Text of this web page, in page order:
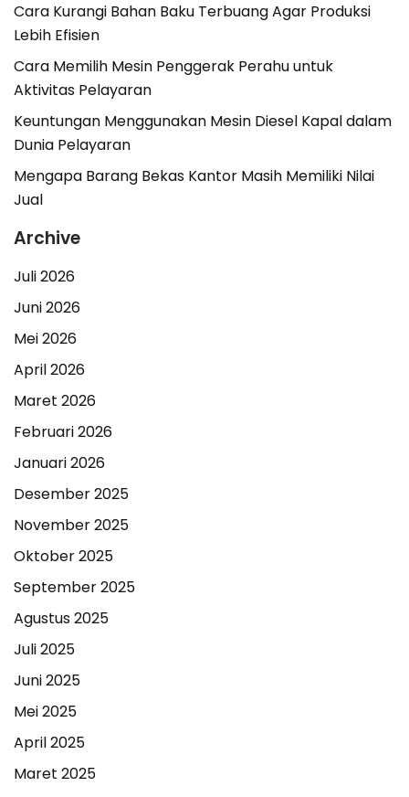
Cara Kurangi Bahan Baku Terbuang Agar Produksi
Lebih Efisien
Cara Memilih Mesin Penggerak Perahu untuk
Aktivitas Pelayaran
Keuntungan Menggunakan Mesin Diesel Kapal dalam
Dunia Pelayaran
Mengapa Barang Bekas Kantor Masih Memiliki Nilai
Jual
Archive
Juli 2026
Juni 2026
Mei 2026
April 2026
Maret 2026
Februari 2026
Januari 2026
Desember 2025
November 2025
Oktober 2025
September 2025
Agustus 2025
Juli 2025
Juni 2025
Mei 2025
April 2025
Maret 2025